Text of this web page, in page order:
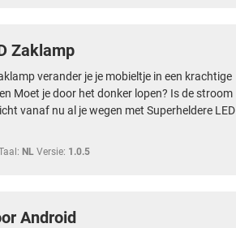
Zaklamp
verander je je mobieltje in een krachtige
Moet je door het donker lopen? Is de stroom
vanaf nu al je wegen met Superheldere LED
NL Versie: 1.0.5
Android